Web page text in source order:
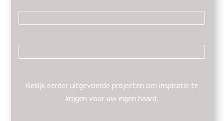
Bekijk eerder uitgevoerde projecten om inspiratie te
krijgen voor uw eigen haard.